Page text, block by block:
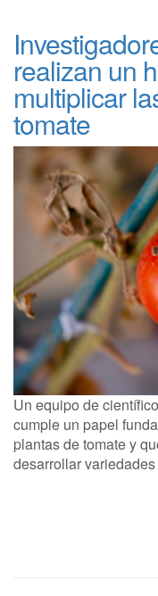
realizan un
multiplicar
tomate
Un equipo de
cumple un papel
plantas de tomate y
desarrollar